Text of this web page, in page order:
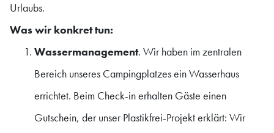
Urlaubs.
Was wir konkret tun:
Wassermanagement. Wir haben im zentralen
Bereich unseres Campingplatzes ein Wasserhaus
errichtet. Beim Check-in erhalten Gäste einen
Gutschein, der unser Plastikfrei-Projekt erklärt: Wir